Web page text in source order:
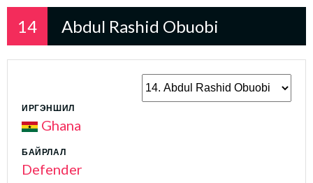
14 Abdul Rashid Obuobi
ИРГЭНШИЛ
Ghana
БАЙРЛАЛ
Defender